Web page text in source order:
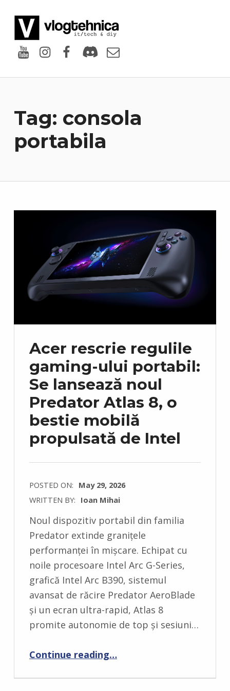
YoutubeInstagram
Facebook
DiscordEmail
Tag: consola
portabila
Acer rescrie regulile
gaming-ului portabil:
Se lansează noul
Predator Atlas 8, o
bestie mobilă
propulsată de Intel
POSTED ON: May 29, 2026
WRITTEN BY: Ioan Mihai
C
O
0
Noul dispozitiv portabil din familia
Predator extinde granițele
performanței în mișcare. Echipat cu
noile procesoare Intel Arc G-Series,
grafică Intel Arc B390, sistemul
avansat de răcire Predator AeroBlade
și un ecran ultra-rapid, Atlas 8
promite autonomie de top și sesiuni…
Continue reading“Acer rescrie regulile gaming-ului portabil: Se lansează noul Predator Atlas 8, o bestie mobilă propulsată de Intel”
…